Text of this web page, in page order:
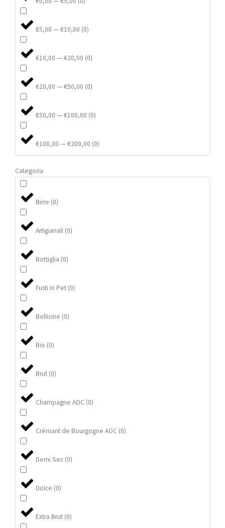
€5,00 — €10,00 (0)
€10,00 — €20,00 (0)
€20,00 — €50,00 (0)
€50,00 — €100,00 (0)
€100,00 — €200,00 (0)
Categoria
Birre (0)
Artigianali (0)
Bottiglia (0)
Fusti in Pet (0)
Bollicine (0)
Bio (0)
Brut (0)
Champagne AOC (0)
Crémant de Bourgogne AOC (0)
Demi Sec (0)
Dolce (0)
Extra Brut (0)